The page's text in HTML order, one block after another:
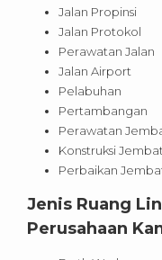
Jalan Propinsi
Jalan Protokol
Perawatan Jalan
Jalan Airport
Pelabuhan
Pertambangan
Perawatan
Konstruksi
Perbaikan
Jenis Ruang
Perusahaan